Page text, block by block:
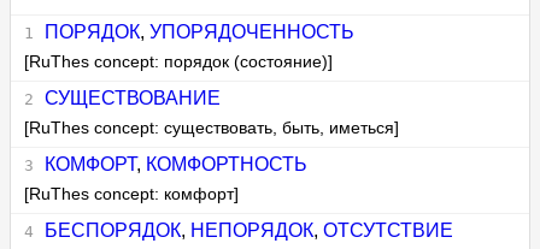
ПОРЯДОК, УПОРЯДОЧЕННОСТЬ
[RuThes concept: порядок (состояние)]
СУЩЕСТВОВАНИЕ
[RuThes concept: существовать, быть, иметься]
КОМФОРТ, КОМФОРТНОСТЬ
[RuThes concept: комфорт]
БЕСПОРЯДОК, НЕПОРЯДОК, ОТСУТСТВИЕ